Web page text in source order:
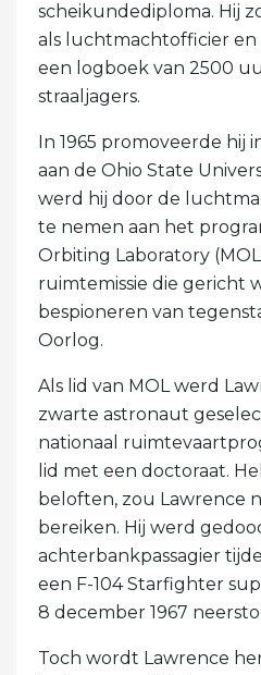
scheikundediploma. Hij
als luchtmachtofficier
een logboek van 2500
straaljagers.
In 1965 promoveerde hij
aan de Ohio State
werd hij door de
te nemen aan het
Orbiting Laboratory
ruimtemissie die gericht
bespioneren van
Oorlog.
Als lid van MOL werd
zwarte astronaut
nationaal
lid met een doctoraat.
beloften, zou Lawrence
bereiken. Hij werd
achterbankpassagier
een F-104 Starfighter
8 december 1967
Toch wordt Lawrence